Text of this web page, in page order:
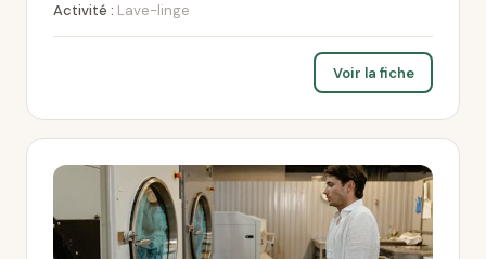
Activité : Lave-linge
Voir la fiche